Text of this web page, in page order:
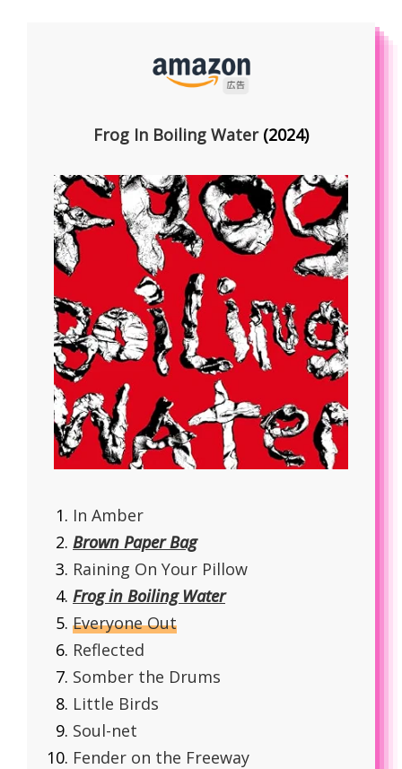
Frog In Boiling Water(2024)
In Amber
Brown Paper Bag
Raining On Your Pillow
Frog in Boiling Water
Everyone Out
Reflected
Somber the Drums
Little Birds
Soul-net
Fender on the Freeway